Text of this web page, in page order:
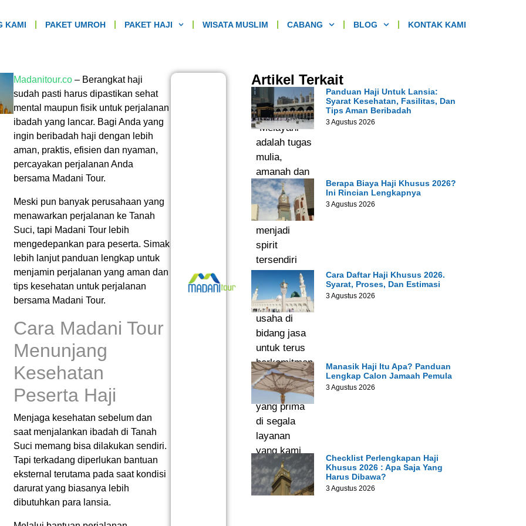
KAMI PAKET UMROH PAKET HAJI WISATA MUSLIM CABANG BLOG KONTAK KAMI
Madanitour.co – Berangkat haji
sudah pasti harus dipastikan sehat
mental maupun fisik untuk perjalanan
ibadah yang lancar. Bagi Anda yang
ingin beribadah haji dengan lebih
aman, praktis, efisien dan nyaman,
percayakan perjalanan Anda
bersama Madani Tour.
Meski pun banyak perusahaan yang
menawarkan perjalanan ke Tanah
Suci, tapi Madani Tour lebih
mengedepankan para peserta. Simak
lebih lanjut panduan lengkap untuk
menjamin perjalanan yang aman dan
tips kesehatan untuk perjalanan
bersama Madani Tour.
Cara Madani Tour
Menunjang
Kesehatan
Peserta Haji
Menjaga kesehatan sebelum dan
saat menjalankan ibadah di Tanah
Suci memang bisa dilakukan sendiri.
Tapi terkadang diperlukan bantuan
eksternal terutama pada saat kondisi
darurat yang biasanya lebih
dibutuhkan para lansia.
Madani
Tour
“Melayani
adalah tugas
mulia,
amanah dan
tanggung
jawab”, moto
tersebut
menjadi
spirit
tersendiri
yang
menjalankan
usaha di
bidang jasa
untuk terus
berkomitmen
memberikan
pelayanan
yang prima
di segala
layanan
yang kami
miliki.
Artikel Terkait
Panduan Haji Untuk Lansia:
Syarat Kesehatan, Fasilitas, Dan
Tips Aman Beribadah
3 Agustus 2026
Berapa Biaya Haji Khusus 2026?
Ini Rincian Lengkapnya
3 Agustus 2026
Cara Daftar Haji Khusus 2026.
Syarat, Proses, Dan Estimasi
3 Agustus 2026
Manasik Haji Itu Apa? Panduan
Lengkap Calon Jamaah Pemula
3 Agustus 2026
Checklist Perlengkapan Haji
Khusus 2026 : Apa Saja Yang
Harus Dibawa?
3 Agustus 2026